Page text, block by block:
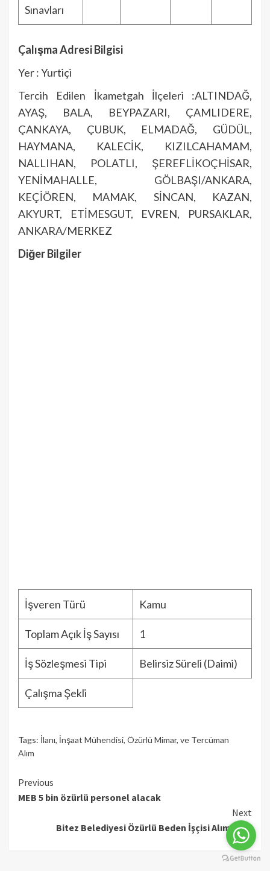
Sınavları
Çalışma Adresi Bilgisi
Yer : Yurtiçi
Tercih Edilen İkametgah İlçeleri :ALTINDAĞ,
AYAŞ, BALA, BEYPAZARI, ÇAMLIDERE,
ÇANKAYA, ÇUBUK, ELMADAĞ, GÜDÜL,
HAYMANA, KALECİK, KIZILCAHAMAM,
NALLIHAN, POLATLI, ŞEREFLİKOÇHİSAR,
YENİMAHALLE, GÖLBAŞI/ANKARA,
KEÇİÖREN, MAMAK, SİNCAN, KAZAN,
AKYURT, ETİMESGUT, EVREN, PURSAKLAR,
ANKARA/MERKEZ
Diğer Bilgiler
İşveren Türü Kamu
Toplam Açık İş Sayısı 1
İş Sözleşmesi Tipi Belirsiz Süreli (Daimi)
Çalışma Şekli
Tags: İlanı, İnşaat Mühendisi, Özürlü Mimar, ve Tercüman
Alım
Continue
Reading
Previous
MEB 5 bin özürlü personel alacak
Next
Bitez Belediyesi Özürlü Beden İşçisi Alım İlanı